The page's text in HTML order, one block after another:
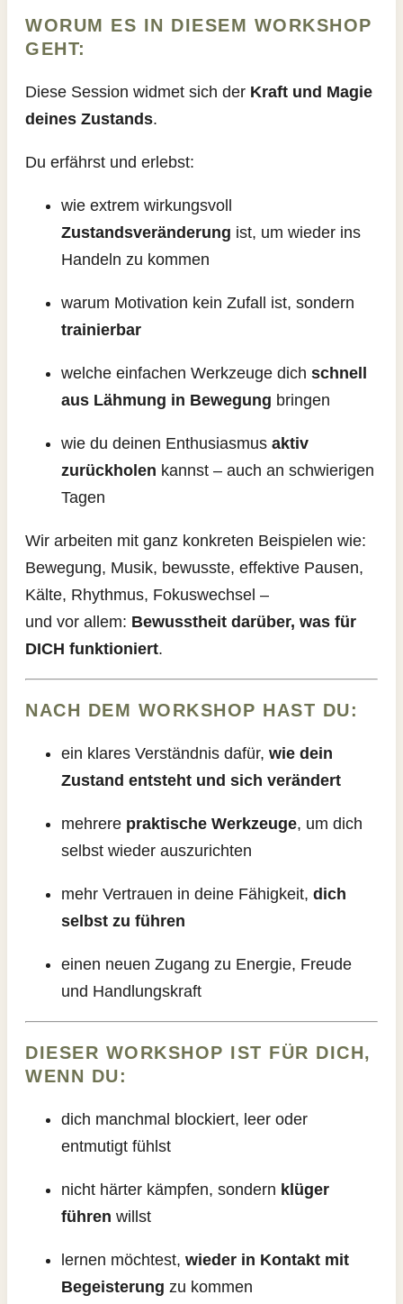
WORUM ES IN DIESEM WORKSHOP
GEHT:
Diese Session widmet sich der Kraft und Magie
deines Zustands.
Du erfährst und erlebst:
wie extrem wirkungsvoll
Zustandsveränderung ist, um wieder ins
Handeln zu kommen
warum Motivation kein Zufall ist, sondern
trainierbar
welche einfachen Werkzeuge dich schnell
aus Lähmung in Bewegung bringen
wie du deinen Enthusiasmus aktiv
zurückholen kannst – auch an schwierigen
Tagen
Wir arbeiten mit ganz konkreten Beispielen wie:
Bewegung, Musik, bewusste, effektive Pausen,
Kälte, Rhythmus, Fokuswechsel –
und vor allem: Bewusstheit darüber, was für
DICH funktioniert.
NACH DEM WORKSHOP HAST DU:
ein klares Verständnis dafür, wie dein
Zustand entsteht und sich verändert
mehrere praktische Werkzeuge, um dich
selbst wieder auszurichten
mehr Vertrauen in deine Fähigkeit, dich
selbst zu führen
einen neuen Zugang zu Energie, Freude
und Handlungskraft
DIESER WORKSHOP IST FÜR DICH,
WENN DU:
dich manchmal blockiert, leer oder
entmutigt fühlst
nicht härter kämpfen, sondern klüger
führen willst
lernen möchtest, wieder in Kontakt mit
Begeisterung zu kommen